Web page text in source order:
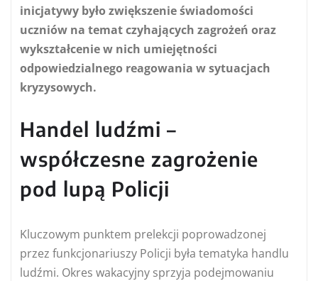
inicjatywy było zwiększenie świadomości
uczniów na temat czyhających zagrożeń oraz
wykształcenie w nich umiejętności
odpowiedzialnego reagowania w sytuacjach
kryzysowych.
Handel ludźmi –
współczesne zagrożenie
pod lupą Policji
Kluczowym punktem prelekcji poprowadzonej
przez funkcjonariuszy Policji była tematyka handlu
ludźmi. Okres wakacyjny sprzyja podejmowaniu